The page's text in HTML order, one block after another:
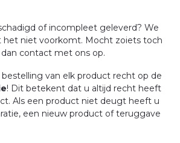
of incompleet geleverd? We
het niet voorkomt. Mocht zoiets toch
contact met ons op.
van elk product recht op de
! Dit betekent dat u altijd recht heeft
Als een product niet deugt heeft u
een nieuw product of teruggave